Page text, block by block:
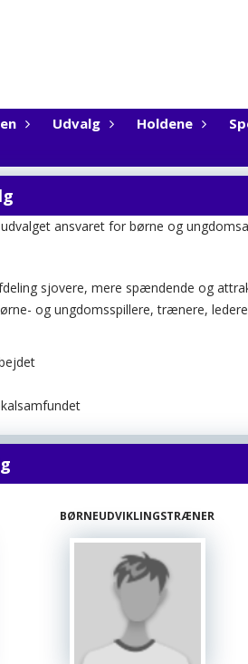
Udvalg Holdene
ansvaret for børne og
sjovere, mere spændende og
og ungdomsspillere, trænere,
BØRNEUDVIKLINGSTRÆNER